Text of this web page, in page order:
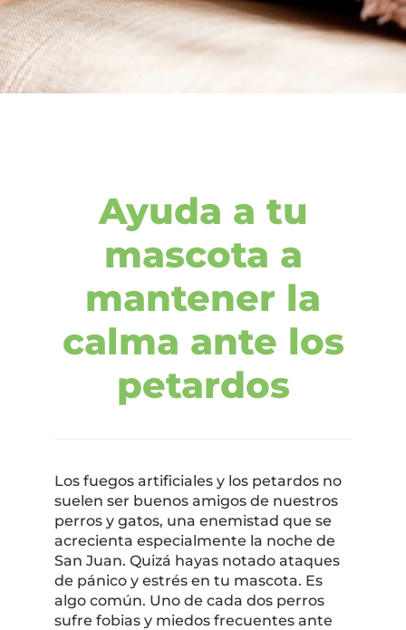
Ayuda a tu
mascota a
mantener la
calma ante los
petardos
Los fuegos artificiales y los petardos no
suelen ser buenos amigos de nuestros
perros y gatos, una enemistad que se
acrecienta especialmente la noche de
San Juan. Quizá hayas notado ataques
de pánico y estrés en tu mascota. Es
algo común. Uno de cada dos perros
sufre fobias y miedos frecuentes ante